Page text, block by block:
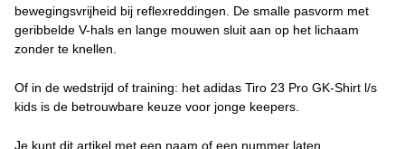
bewegingsvrijheid bij reflexreddingen. De smalle pasvorm met
geribbelde V-hals en lange mouwen sluit aan op het lichaam
zonder te knellen.
Of in de wedstrijd of training: het adidas Tiro 23 Pro GK-Shirt l/s
kids is de betrouwbare keuze voor jonge keepers.
Je kunt dit artikel met een naam of een nummer laten